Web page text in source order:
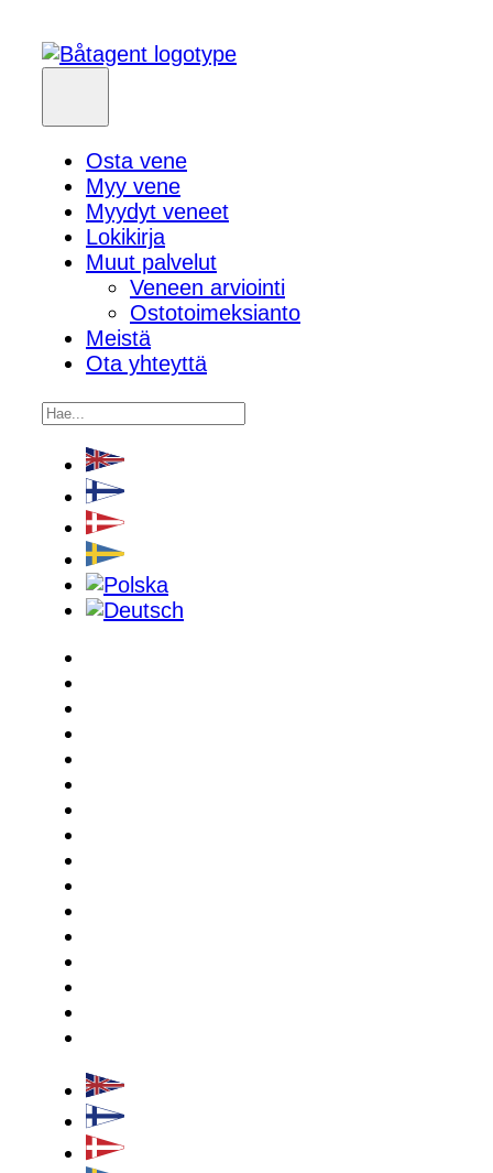
Osta vene
Myy vene
Myydyt veneet
Lokikirja
Muut palvelut
Veneen arviointi
Ostotoimeksianto
Meistä
Ota yhteyttä